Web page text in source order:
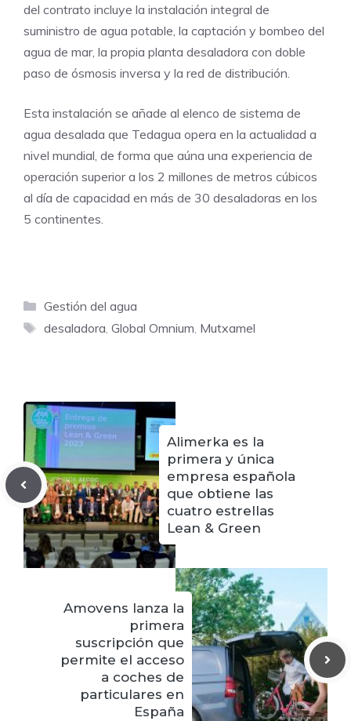
del contrato incluye la instalación integral de
suministro de agua potable, la captación y bombeo del
agua de mar, la propia planta desaladora con doble
paso de ósmosis inversa y la red de distribución.
Esta instalación se añade al elenco de sistema de
agua desalada que Tedagua opera en la actualidad a
nivel mundial, de forma que aúna una experiencia de
operación superior a los 2 millones de metros cúbicos
al día de capacidad en más de 30 desaladoras en los
5 continentes.
Categorías
Gestión del agua
Etiquetas
desaladora, Global Omnium, Mutxamel
Alimerka es la
primera y única
empresa española
que obtiene las
cuatro estrellas
Lean & Green
Amovens lanza la
primera
suscripción que
permite el acceso
a coches de
particulares en
España